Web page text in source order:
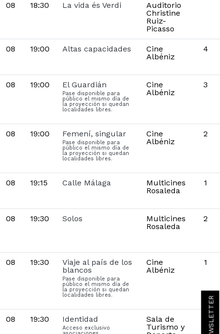
08 18:30 La vida és Verdi
Auditorio
Christine
Ruiz-
Picasso
08 19:00 Altas capacidades
Cine
Albéniz
4
08 19:00 El Guardián
Pase disponible para
público el mismo día de
la proyección si quedan
localidades libres.
Cine
Albéniz
3
08 19:00 Femení, singular
Pase disponible para
público el mismo día de
la proyección si quedan
localidades libres.
Cine
Albéniz
2
08 19:15 Calle Málaga
Multicines
Rosaleda
1
08 19:30 Solos
Multicines
Rosaleda
2
08 19:30
Viaje al país de los
blancos
Pase disponible para
público el mismo día de
la proyección si quedan
localidades libres.
Cine
Albéniz
1
08 19:30 Identidad
Acceso exclusivo
Sala de
Turismo y